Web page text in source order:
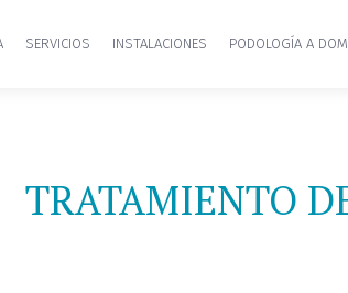
SERVICIOS INSTALACIONES PODOLOGÍA A
TRATAMIENTO